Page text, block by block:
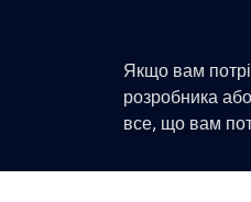
Якщо вам
розробника
все, що вам